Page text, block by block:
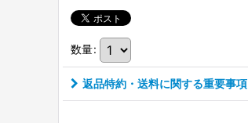
数量:
返品特約・送料に関する重要事項